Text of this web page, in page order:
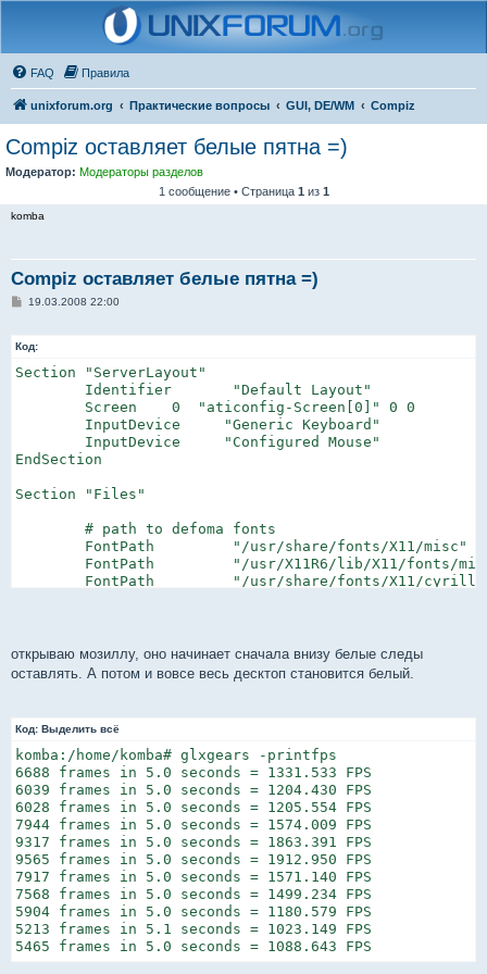
FAQ Правила
unixforum.org Практические вопросы GUI, DE/WM Compiz
Compiz оставляет белые пятна =)
Модератор: Модераторы разделов
1 сообщение • Страница 1 из 1
komba
Compiz оставляет белые пятна =)
С
щ
н
19.03.2008 22:00
Код:
Section "ServerLayout"
EndSection
Section "Files"
	FontPath	 "/usr/share/fonts/X11/75dpi/:unscaled"
	FontPath	 "/usr/X11R6/lib/X11/fonts/75dpi/:unscaled"
	FontPath	 "/usr/share/fonts/X11/100dpi"
	FontPath	 "/usr/X11R6/lib/X11/fonts/100dpi"
	FontPath	 "/usr/share/fonts/X11/75dpi"
	FontPath	 "/usr/X11R6/lib/X11/fonts/75dpi"
	FontPath	 "/var/lib/defoma/x-ttcidfont-conf.d/dirs/TrueType"
EndSection
Section "Module"
	# (the DGA extension is broken in the fglrx driver)
	Load  "i2c"
	Load  "bitmap"
	Load  "ddc"
	Load  "dri"
	Load  "extmod"
открываю мозиллу, оно начинает сначала внизу белые следы
оставлять. А потом и вовсе весь десктоп становится белый.
Код: Выделить всё
komba:/home/komba# glxgears -printfps
6688 frames in 5.0 seconds = 1331.533 FPS
6039 frames in 5.0 seconds = 1204.430 FPS
6028 frames in 5.0 seconds = 1205.554 FPS
7944 frames in 5.0 seconds = 1574.009 FPS
9317 frames in 5.0 seconds = 1863.391 FPS
9565 frames in 5.0 seconds = 1912.950 FPS
7917 frames in 5.0 seconds = 1571.140 FPS
7568 frames in 5.0 seconds = 1499.234 FPS
5904 frames in 5.0 seconds = 1180.579 FPS
5213 frames in 5.1 seconds = 1023.149 FPS
5465 frames in 5.0 seconds = 1088.643 FPS